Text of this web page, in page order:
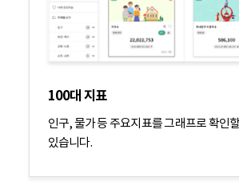
100대 지표
인구, 물가 등 주요지표를 그래프로 확인
있습니다.